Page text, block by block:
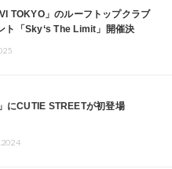
TOKYO」のルーフトップクラブ
ト「Sky‘s The Limit」開催決
）ら日本を代表するDJ・クリ
にCUTIE STREETが初登場